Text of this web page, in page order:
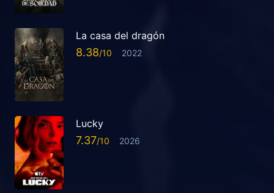
La casa del dragón
8.38 2022
Lucky
7.37 2026